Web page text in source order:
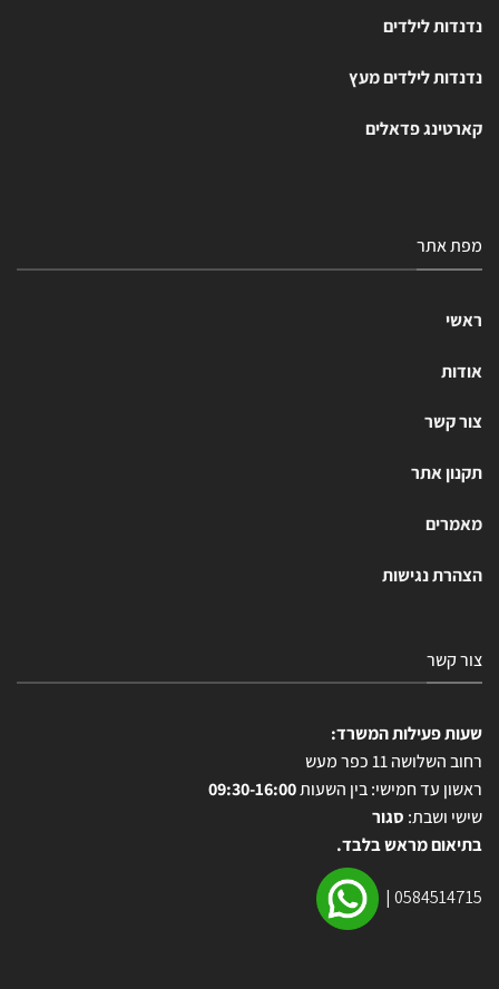
נדנדות לילדים
נדנדות לילדים מעץ
קארטינג פדאלים
מפת אתר
ראשי
אודות
צור קשר
תקנון אתר
מאמרים
הצהרת נגישות
צור קשר
שעות פעילות המשרד:
רחוב השלושה 11 כפר מעש
ראשון עד חמישי: בין השעות09:30-16:00
שישי ושבת: סגור
בתיאום מראש בלבד.
0584514715
|